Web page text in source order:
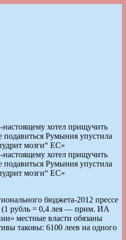
хотел прищучить
Румыния упустила
мозги“ ЕС»
хотел прищучить
Румыния упустила
мозги“ ЕС»
бюджета-2012 прессе
(1 рубль = 0,4 лея — прим. ИА
местные власти обязаны
таковы: 6100 леев на одного